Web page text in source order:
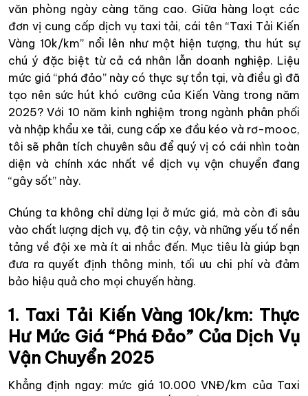
văn phòng ngày càng tăng cao. Giữa hàng loạt các
đơn vị cung cấp dịch vụ taxi tải, cái tên “Taxi Tải Kiến
Vàng 10k/km” nổi lên như một hiện tượng, thu hút sự
chú ý đặc biệt từ cả cá nhân lẫn doanh nghiệp. Liệu
mức giá “phá đảo” này có thực sự tồn tại, và điều gì đã
tạo nên sức hút khó cưỡng của Kiến Vàng trong năm
2025? Với 10 năm kinh nghiệm trong ngành phân phối
và nhập khẩu xe tải, cung cấp xe đầu kéo và rơ-mooc,
tôi sẽ phân tích chuyên sâu để quý vị có cái nhìn toàn
diện và chính xác nhất về dịch vụ vận chuyển đang
“gây sốt” này.
Chúng ta không chỉ dừng lại ở mức giá, mà còn đi sâu
vào chất lượng dịch vụ, độ tin cậy, và những yếu tố nền
tảng về đội xe mà ít ai nhắc đến. Mục tiêu là giúp bạn
đưa ra quyết định thông minh, tối ưu chi phí và đảm
bảo hiệu quả cho mọi chuyến hàng.
1. Taxi Tải Kiến Vàng 10k/km: Thực
Hư Mức Giá “Phá Đảo” Của Dịch Vụ
Vận Chuyển 2025
Khẳng định ngay: mức giá 10.000 VNĐ/km của Taxi